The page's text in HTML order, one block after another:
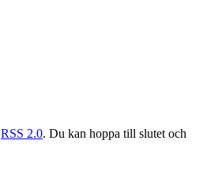
RSS 2.0. Du kan hoppa till slutet och